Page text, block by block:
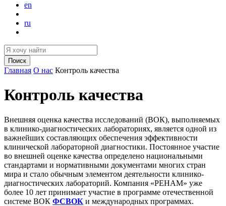
en
ru
Поиск
Главная О нас Контроль качества
Контроль качества
Внешняя оценка качества исследований (ВОК), выполняемых
в клинико-диагностических лабораториях, является одной из
важнейших составляющих обеспечения эффективности
клинической лабораторной диагностики. Постоянное участие
во внешней оценке качества определено национальными
стандартами и нормативными документами многих стран
мира и стало обычным элементом деятельности клинико-
диагностических лабораторий. Компания «РЕНАМ» уже
более 10 лет принимает участие в программе отечественной
системе ВОК ФСВОК и международных программах.